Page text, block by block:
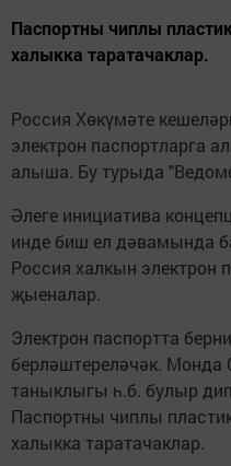
Паспортны чиплы
халыкка таратачаклар.
Россия Хөкүмәте
электрон паспортларга
алыша. Бу турыда
Әлеге инициатива
инде биш ел дәвамында
Россия халкын электрон
җыеналар.
Электрон паспортта
берләштереләчәк.
таныклыгы һ.б. булыр
Паспортны чиплы
халыкка таратачаклар.